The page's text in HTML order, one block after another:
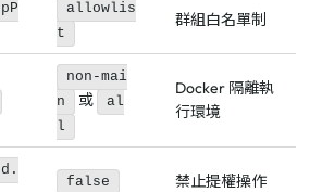
allowlis
t
群組白名單制
non-mai
n
或
al
l
Docker 隔離執
行環境
false 禁止提權操作